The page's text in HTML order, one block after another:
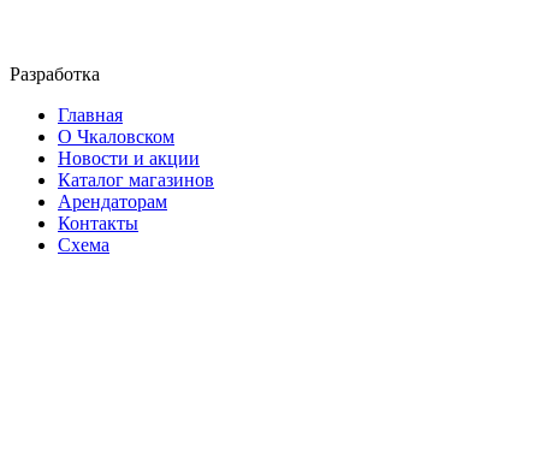
Разработка
Главная
О Чкаловском
Новости и акции
Каталог магазинов
Арендаторам
Контакты
Схема